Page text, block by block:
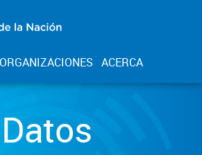
ORGANIZACIONES ACERCA
Datos